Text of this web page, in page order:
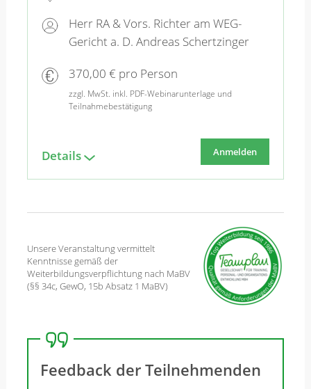
Herr RA & Vors. Richter am WEG-
Gericht a. D. Andreas Schertzinger
370,00 € pro Person
zzgl. MwSt. inkl. PDF-Webinarunterlage und
Teilnahmebestätigung
Details Anmelden
Unsere Veranstaltung vermittelt
Kenntnisse gemäß der
Weiterbildungsverpflichtung nach MaBV
(§§ 34c, GewO, 15b Absatz 1 MaBV)
Feedback der Teilnehmenden